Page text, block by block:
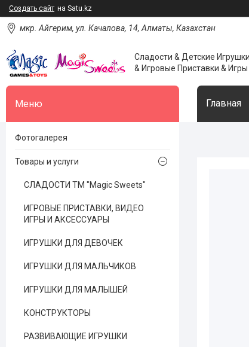
Создать сайт на Satu.kz
мкр. Айгерим, ул. Качалова, 14, Алматы, Казахстан
Сладости & Детские Игрушки
& Игровые Приставки & Игры
Главная
Фотогалерея
Товары и услуги
СЛАДОСТИ ТМ "Magic Sweets"
ИГРОВЫЕ ПРИСТАВКИ, ВИДЕО
ИГРЫ И АКСЕССУАРЫ
ИГРУШКИ ДЛЯ ДЕВОЧЕК
ИГРУШКИ ДЛЯ МАЛЬЧИКОВ
ИГРУШКИ ДЛЯ МАЛЫШЕЙ
КОНСТРУКТОРЫ
РАЗВИВАЮЩИЕ ИГРУШКИ